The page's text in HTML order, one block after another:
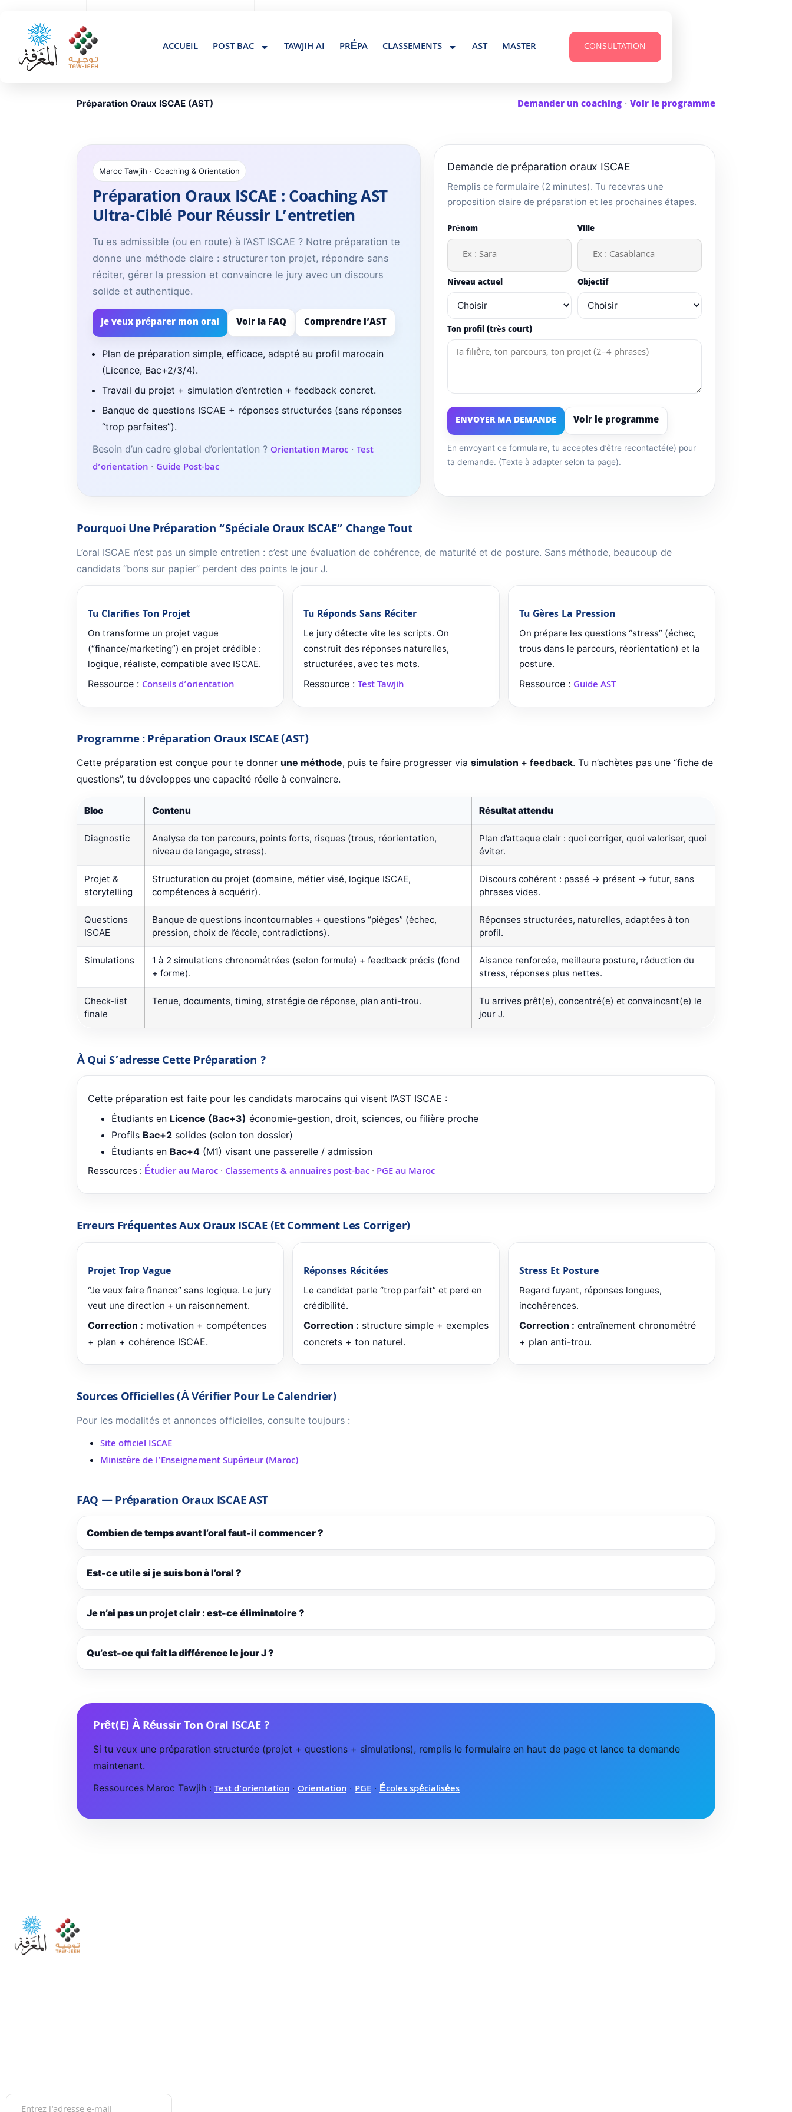
ACCUEIL POST BAC TAWJIH AI PRÉPA CLASSEMENTS AST MASTER CONSULTATION
Préparation Oraux ISCAE (AST) Demander un coaching · Voir le programme
Maroc Tawjih · Coaching & Orientation
Préparation Oraux ISCAE : Coaching AST
Ultra-Ciblé Pour Réussir L’entretien
Tu es admissible (ou en route) à l’AST ISCAE ? Notre préparation te
donne une méthode claire : structurer ton projet, répondre sans
réciter, gérer la pression et convaincre le jury avec un discours
solide et authentique.
Je veux préparer mon oral Voir la FAQ Comprendre l’AST
Plan de préparation simple, efficace, adapté au profil marocain
(Licence, Bac+2/3/4).
Travail du projet + simulation d’entretien + feedback concret.
Banque de questions ISCAE + réponses structurées (sans réponses
“trop parfaites”).
Besoin d’un cadre global d’orientation ? Orientation Maroc · Test
d’orientation · Guide Post-bac
Demande de préparation oraux ISCAE
Remplis ce formulaire (2 minutes). Tu recevras une
proposition claire de préparation et les prochaines étapes.
Prénom Ville
Niveau actuel Objectif
Ton profil (très court)
ENVOYER MA DEMANDE Voir le programme
En envoyant ce formulaire, tu acceptes d’être recontacté(e) pour
ta demande. (Texte à adapter selon ta page).
Pourquoi Une Préparation “spéciale Oraux ISCAE” Change Tout
L’oral ISCAE n’est pas un simple entretien : c’est une évaluation de cohérence, de maturité et de posture. Sans méthode, beaucoup de
candidats “bons sur papier” perdent des points le jour J.
Tu Clarifies Ton Projet
On transforme un projet vague
(“finance/marketing”) en projet crédible :
logique, réaliste, compatible avec ISCAE.
Ressource : Conseils d’orientation
Tu Réponds Sans Réciter
Le jury détecte vite les scripts. On
construit des réponses naturelles,
structurées, avec tes mots.
Ressource : Test Tawjih
Tu Gères La Pression
On prépare les questions “stress” (échec,
trous dans le parcours, réorientation) et la
posture.
Ressource : Guide AST
Programme : Préparation Oraux ISCAE (AST)
Cette préparation est conçue pour te donner une méthode, puis te faire progresser via simulation + feedback. Tu n’achètes pas une “fiche de
questions”, tu développes une capacité réelle à convaincre.
Bloc Contenu Résultat attendu
Diagnostic
Analyse de ton parcours, points forts, risques (trous, réorientation,
niveau de langage, stress).
Plan d’attaque clair : quoi corriger, quoi valoriser, quoi
éviter.
Projet &
storytelling
Structuration du projet (domaine, métier visé, logique ISCAE,
compétences à acquérir).
Discours cohérent : passé → présent → futur, sans
phrases vides.
Questions
ISCAE
Banque de questions incontournables + questions “pièges” (échec,
pression, choix de l’école, contradictions).
Réponses structurées, naturelles, adaptées à ton
profil.
Simulations
1 à 2 simulations chronométrées (selon formule) + feedback précis (fond
+ forme).
Aisance renforcée, meilleure posture, réduction du
stress, réponses plus nettes.
Check-list
finale
Tenue, documents, timing, stratégie de réponse, plan anti-trou.
Tu arrives prêt(e), concentré(e) et convaincant(e) le
jour J.
À Qui S’adresse Cette Préparation ?
Cette préparation est faite pour les candidats marocains qui visent l’AST ISCAE :
Étudiants en Licence (Bac+3) économie-gestion, droit, sciences, ou filière proche
Profils Bac+2 solides (selon ton dossier)
Étudiants en Bac+4 (M1) visant une passerelle / admission
Ressources : Étudier au Maroc · Classements & annuaires post-bac · PGE au Maroc
Erreurs Fréquentes Aux Oraux ISCAE (et Comment Les Corriger)
Projet Trop Vague
“Je veux faire finance” sans logique. Le jury
veut une direction + un raisonnement.
Correction : motivation + compétences
+ plan + cohérence ISCAE.
Réponses Récitées
Le candidat parle “trop parfait” et perd en
crédibilité.
Correction : structure simple + exemples
concrets + ton naturel.
Stress Et Posture
Regard fuyant, réponses longues,
incohérences.
Correction : entraînement chronométré
+ plan anti-trou.
Sources Officielles (à Vérifier Pour Le Calendrier)
Pour les modalités et annonces officielles, consulte toujours :
Site officiel ISCAE
Ministère de l’Enseignement Supérieur (Maroc)
FAQ — Préparation Oraux ISCAE AST
Combien de temps avant l’oral faut-il commencer ?
Est-ce utile si je suis bon à l’oral ?
Je n’ai pas un projet clair : est-ce éliminatoire ?
Qu’est-ce qui fait la différence le jour J ?
Prêt(e) À Réussir Ton Oral ISCAE ?
Si tu veux une préparation structurée (projet + questions + simulations), remplis le formulaire en haut de page et lance ta demande
maintenant.
Ressources Maroc Tawjih : Test d’orientation · Orientation · PGE · Écoles spécialisées